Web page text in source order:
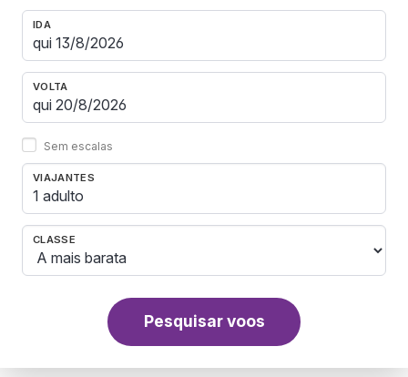
IDA
VOLTA
Sem escalas
VIAJANTES
1 adulto
CLASSE
Pesquisar voos